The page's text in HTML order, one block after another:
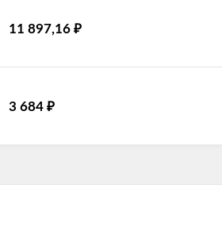
11 897,16 ₽
3 684 ₽